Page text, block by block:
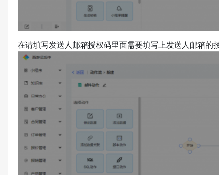
在请填写发送人邮箱授权码里面需要填写上发送人邮箱